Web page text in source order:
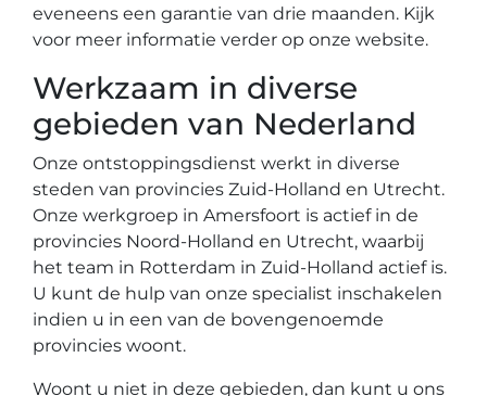
eveneens een garantie van drie maanden. Kijk
voor meer informatie verder op onze website.
Werkzaam in diverse
gebieden van Nederland
Onze ontstoppingsdienst werkt in diverse
steden van provincies Zuid-Holland en Utrecht.
Onze werkgroep in Amersfoort is actief in de
provincies Noord-Holland en Utrecht, waarbij
het team in Rotterdam in Zuid-Holland actief is.
U kunt de hulp van onze specialist inschakelen
indien u in een van de bovengenoemde
provincies woont.
Woont u niet in deze gebieden, dan kunt u ons